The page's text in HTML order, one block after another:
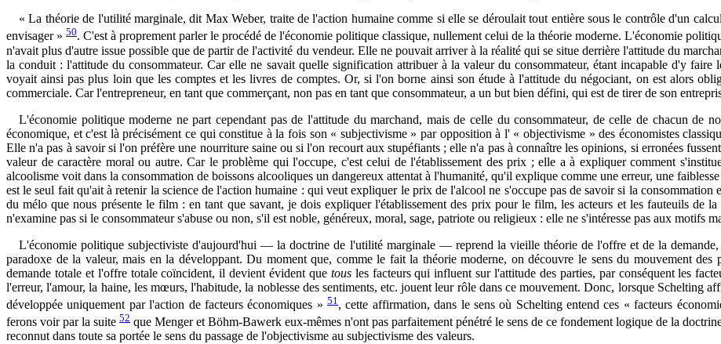
« La théorie de l'utilité marginale, dit Max Weber, traite de l'action humaine comme si elle se déroulait tout entière sous le contrôle d'un
envisager » 50. C'est à proprement parler le procédé de l'économie politique classique, nullement celui de la théorie moderne. L'économie
n'avait plus d'autre issue possible que de partir de l'activité du vendeur. Elle ne pouvait arriver à la réalité qui se situe derrière l'attitude du
la conduit : l'attitude du consommateur. Car elle ne savait quelle signification attribuer à la valeur du consommateur, étant incapable d'y
voyait ainsi pas plus loin que les comptes et les livres de comptes. Or, si l'on borne ainsi son étude à l'attitude du négociant, on est alors
commerciale. Car l'entrepreneur, en tant que commerçant, non pas en tant que consommateur, a un but bien défini, qui est de tirer de son
L'économie politique moderne ne part cependant pas de l'attitude du marchand, mais de celle du consommateur, de celle de chacun
économique, et c'est là précisément ce qui constitue à la fois son « subjectivisme » par opposition à l' « objectivisme » des économistes
Elle n'a pas à savoir si l'on préfère une nourriture saine ou si l'on recourt aux stupéfiants ; elle n'a pas à connaître les opinions, si erronées
valeur de caractère moral ou autre. Car le problème qui l'occupe, c'est celui de l'établissement des prix ; elle a à expliquer comment
alcoolisme voit dans la consommation de boissons alcooliques un dangereux attentat à l'humanité, qu'il explique comme une erreur, une
est le seul fait qu'ait à retenir la science de l'action humaine : qui veut expliquer le prix de l'alcool ne s'occupe pas de savoir si la
du mélo que nous présente le film : en tant que savant, je dois expliquer l'établissement des prix pour le film, les acteurs et les fauteuils de
n'examine pas si le consommateur s'abuse ou non, s'il est noble, généreux, moral, sage, patriote ou religieux : elle ne s'intéresse pas aux motifs
L'économie politique subjectiviste d'aujourd'hui — la doctrine de l'utilité marginale — reprend la vieille théorie de l'offre et de la demande,
paradoxe de la valeur, mais en la développant. Du moment que, comme le fait la théorie moderne, on découvre le sens du mouvement
demande totale et l'offre totale coïncident, il devient évident que tousles facteurs qui influent sur l'attitude des parties, par conséquent les
l'erreur, l'amour, la haine, les mœurs, l'habitude, la noblesse des sentiments, etc. jouent leur rôle dans ce mouvement. Donc, lorsque Schelting
développée uniquement par l'action de facteurs économiques »51 , cette affirmation, dans le sens où Schelting entend ces « facteurs
ferons voir par la suite 52 que Menger et Böhm-Bawerk eux-mêmes n'ont pas parfaitement pénétré le sens de ce fondement logique de la
reconnut dans toute sa portée le sens du passage de l'objectivisme au subjectivisme des valeurs.